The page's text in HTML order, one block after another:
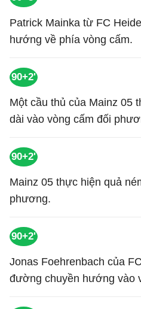
Patrick Mainka từ FC
hướng về phía vòng cấm.
90+2'
Một cầu thủ của Mainz 05
dài vào vòng cấm đối
90+2'
Mainz 05 thực hiện quả
phương.
90+2'
Jonas Foehrenbach của
đường chuyền hướng vào